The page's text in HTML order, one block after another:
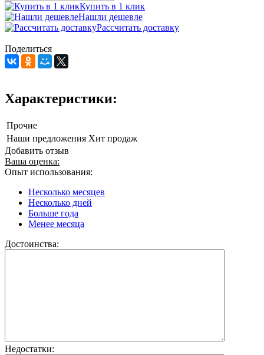
Купить в 1 клик
Нашли дешевле
Рассчитать доставку
Поделиться
Характеристики:
Прочие
Наши предложения Хит продаж
Добавить отзыв
Ваша оценка:
Опыт использования:
Несколько месяцев
Несколько дней
Больше года
Менее месяца
Достоинства:
Недостатки: